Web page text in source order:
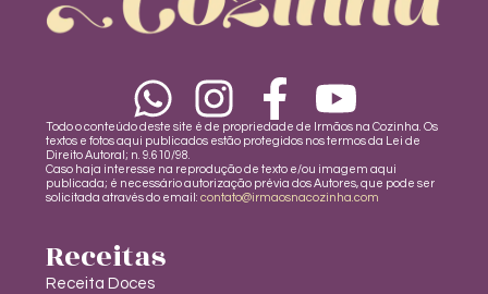
Todo o conteúdo deste site é de propriedade de Irmãos na Cozinha. Os
textos e fotos aqui publicados estão protegidos nos termos da Lei de
Direito Autoral; n. 9.610/98.
Caso haja interesse na reprodução de texto e/ou imagem aqui
publicada; é necessário autorização prévia dos Autores, que pode ser
solicitada através do email: contato@irmaosnacozinha.com
Receitas
Receita Doces